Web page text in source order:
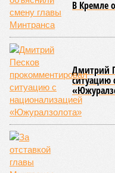
вероятность
неспособность
этих признаков
предположения
признаков
длины теломер
хромосом) – такое можно
продолжительность
Но первая и главная
News Today, в
генетическом коде
сперматозоидов и